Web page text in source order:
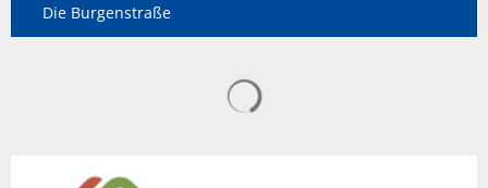
Die Burgenstraße